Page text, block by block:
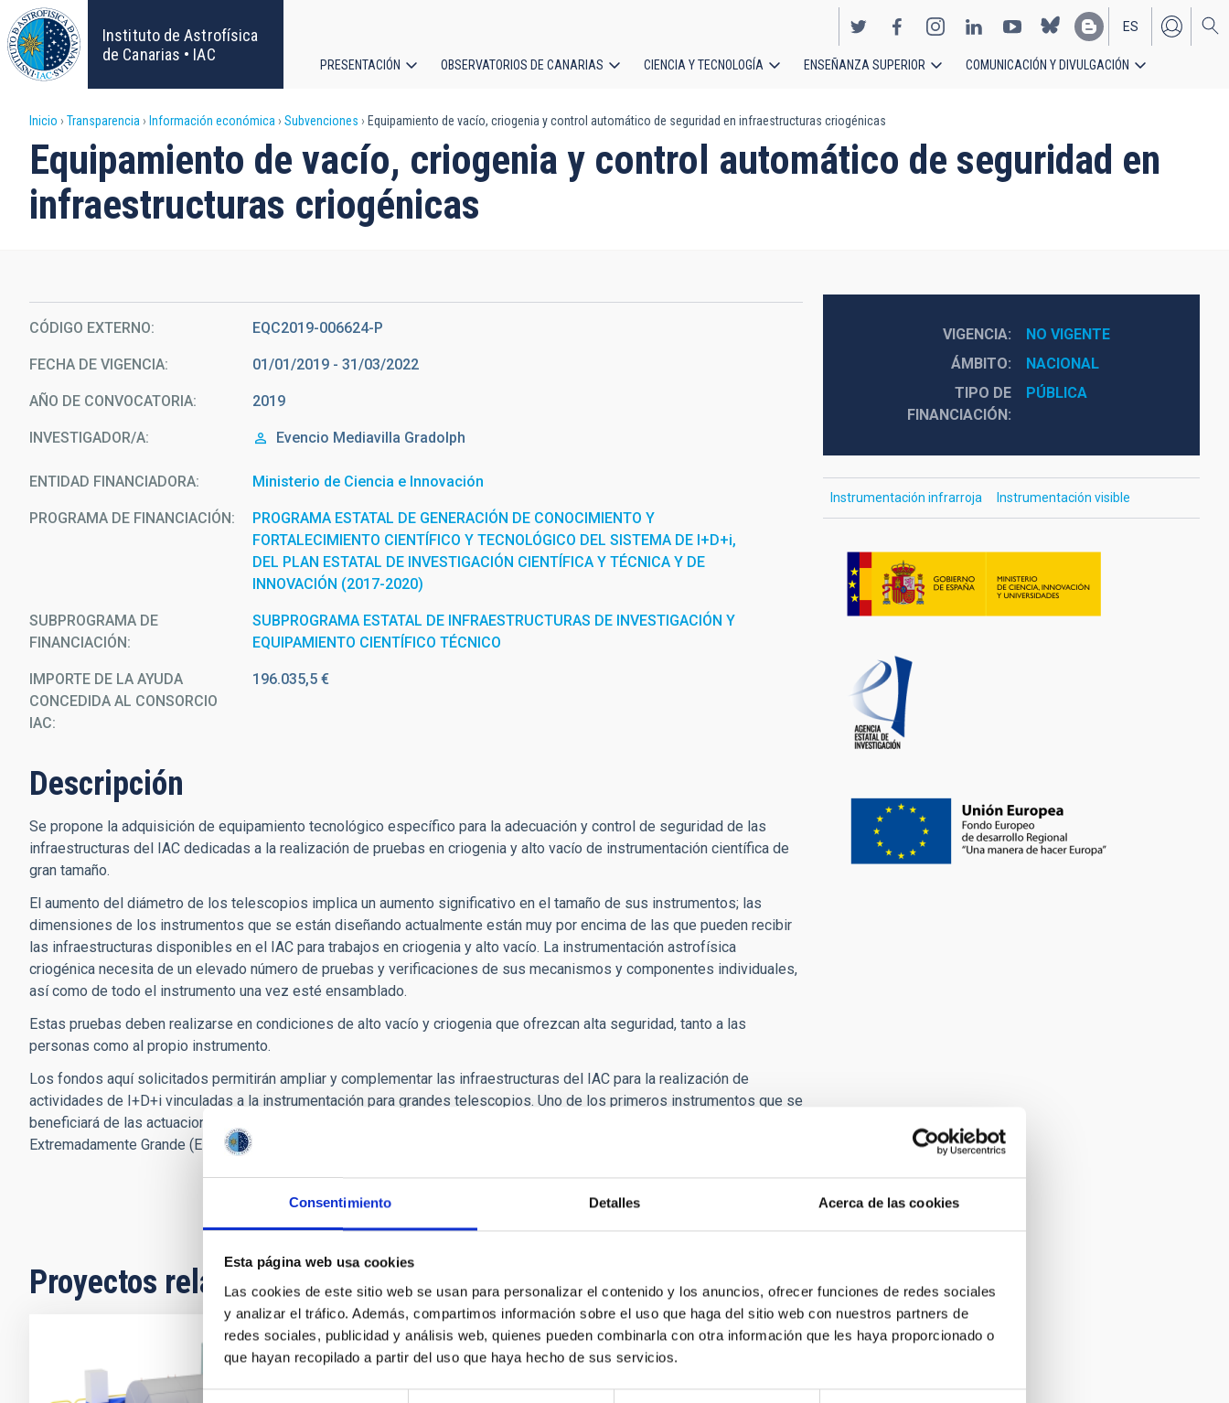
Consentimiento Detalles Acerca de las cookies
Esta página web usa cookies
Las cookies de este sitio web se usan para personalizar el contenido y los anuncios, ofrecer funciones de redes sociales
y analizar el tráfico. Además, compartimos información sobre el uso que haga del sitio web con nuestros partners de
redes sociales, publicidad y análisis web, quienes pueden combinarla con otra información que les haya proporcionado o
que hayan recopilado a partir del uso que haya hecho de sus servicios.
Pasar
al
contenido
principal
Instituto de Astrofísica
de Canarias • IAC
EN
ES
principal
PRESENTACIÓN OBSERVATORIOS DE CANARIAS CIENCIA Y TECNOLOGÍA ENSEÑANZA SUPERIOR COMUNICACIÓN Y DIVULGACIÓN
Sobrescribir
enlaces
de
a
la
navegación
Inicio Transparencia Información económica Subvenciones Equipamiento de vacío, criogenia y control automático de seguridad en infraestructuras criogénicas
Equipamiento de vacío, criogenia y control automático de seguridad en
infraestructuras criogénicas
CÓDIGO EXTERNO EQC2019-006624-P
FECHA DE VIGENCIA 01/01/2019 - 31/03/2022
AÑO DE CONVOCATORIA 2019
INVESTIGADOR/A Evencio Mediavilla Gradolph
ENTIDAD FINANCIADORA Ministerio de Ciencia e Innovación
PROGRAMA DE FINANCIACIÓN
PROGRAMA ESTATAL DE GENERACIÓN DE CONOCIMIENTO Y
FORTALECIMIENTO CIENTÍFICO Y TECNOLÓGICO DEL SISTEMA DE I+D+i,
DEL PLAN ESTATAL DE INVESTIGACIÓN CIENTÍFICA Y TÉCNICA Y DE
INNOVACIÓN (2017-2020)
SUBPROGRAMA DE
FINANCIACIÓN
SUBPROGRAMA ESTATAL DE INFRAESTRUCTURAS DE INVESTIGACIÓN Y
EQUIPAMIENTO CIENTÍFICO TÉCNICO
IMPORTE DE LA AYUDA
CONCEDIDA AL CONSORCIO
IAC
196.035,5 €
Descripción
Se propone la adquisición de equipamiento tecnológico específico para la adecuación y control de seguridad de las
infraestructuras del IAC dedicadas a la realización de pruebas en criogenia y alto vacío de instrumentación científica de
gran tamaño.
El aumento del diámetro de los telescopios implica un aumento significativo en el tamaño de sus instrumentos; las
dimensiones de los instrumentos que se están diseñando actualmente están muy por encima de las que pueden recibir
las infraestructuras disponibles en el IAC para trabajos en criogenia y alto vacío. La instrumentación astrofísica
criogénica necesita de un elevado número de pruebas y verificaciones de sus mecanismos y componentes individuales,
así como de todo el instrumento una vez esté ensamblado.
Estas pruebas deben realizarse en condiciones de alto vacío y criogenia que ofrezcan alta seguridad, tanto a las
personas como al propio instrumento.
Los fondos aquí solicitados permitirán ampliar y complementar las infraestructuras del IAC para la realización de
actividades de I+D+i vinculadas a la instrumentación para grandes telescopios. Uno de los primeros instrumentos que se
beneficiará de las actuaciones resultantes será HARMONI, instrumento de primera luz para el futuro Telescopio
Extremadamente Grande (ELT).
Proyectos relacionados
HARMONI
VIGENCIA
NO VIGENTE
ÁMBITO
NACIONAL
TIPO DE
FINANCIACIÓN
PÚBLICA
Instrumentación infrarroja Instrumentación visible